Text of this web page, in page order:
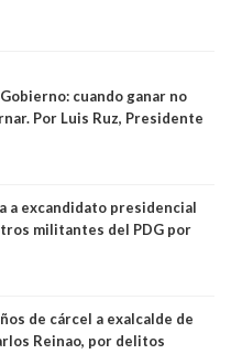
cuando ganar no
Por Luis Ruz, Presidente
a excandidato presidencial
militantes del PDG por
de cárcel a exalcalde de
Reinao, por delitos